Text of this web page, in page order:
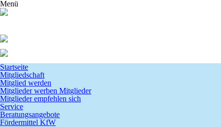
Menü
Startseite
Mitgliedschaft
Mitglied werden
Mitglieder werben Mitglieder
Mitglieder empfehlen sich
Service
Beratungsangebote
Fördermittel KfW